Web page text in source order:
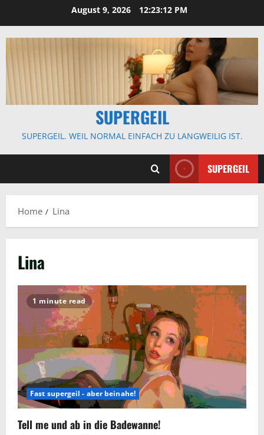
content
August 9, 2026 12:23:13 PM
SUPERGEIL
SUPERGEIL. WEIL NORMAL EINFACH ZU LANGWEILIG IST.
SUPERGEIL
Home Lina
Lina
1 minute read
Fast supergeil - aber beinahe!
Tell me und ab in die Badewanne!